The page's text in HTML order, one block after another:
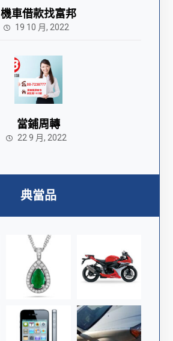
機車借款找富邦
19 10 月, 2022
當鋪周轉
22 9 月, 2022
典當品